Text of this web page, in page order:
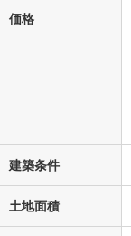
価格
建築条件
土地面積